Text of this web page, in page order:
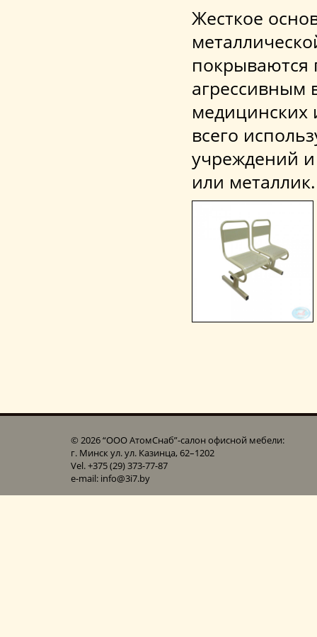
Жесткое
покрываются
агрессивным
медицинских
всего
учреждений
или металлик.
© 2026 “ООО АтомСнаб”-cалон офисной мебели:
г. Минск ул. ул. Казинца, 62–1202
Vel. +375 (29) 373-77-87
e-mail: info@3i7.by